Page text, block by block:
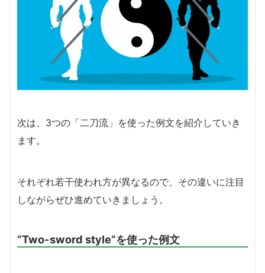
次は、3つの「二刀流」を使った例文を紹介していき
ます。
それぞれ若干使われ方が異なるので、その違いに注目
しながらぜひ進めていきましょう。
“Two-sword style”を使った例文